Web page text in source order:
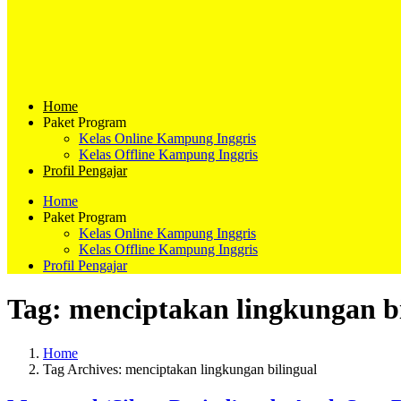
Home
Paket Program
Kelas Online Kampung Inggris
Kelas Offline Kampung Inggris
Profil Pengajar
Home
Paket Program
Kelas Online Kampung Inggris
Kelas Offline Kampung Inggris
Profil Pengajar
Tag: menciptakan lingkungan
Home
Tag Archives: menciptakan lingkungan bilingual